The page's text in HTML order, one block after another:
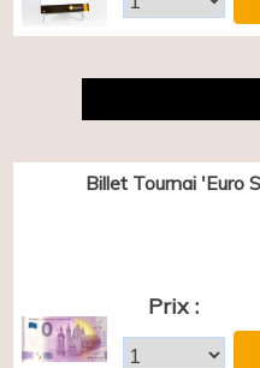
Billet Tournai 'Euro
Prix :